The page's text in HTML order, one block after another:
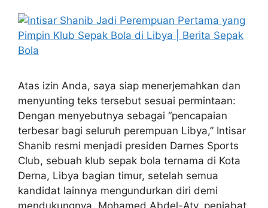
Atas izin Anda, saya siap menerjemahkan dan
menyunting teks tersebut sesuai permintaan:
Dengan menyebutnya sebagai “pencapaian
terbesar bagi seluruh perempuan Libya,” Intisar
Shanib resmi menjadi presiden Darnes Sports
Club, sebuah klub sepak bola ternama di Kota
Derna, Libya bagian timur, setelah semua
kandidat lainnya mengundurkan diri demi
mendukungnya. Mohamed Abdel-Aty, penjabat